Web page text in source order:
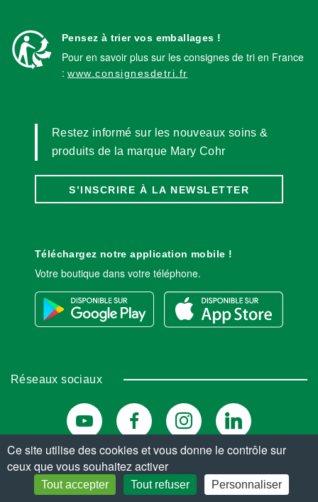
Pensez à trier vos emballages !
Pour en savoir plus sur les consignes de tri en France
: www.consignesdetri.fr
Restez informé sur les nouveaux soins &
produits de la marque Mary Cohr
S’INSCRIRE À LA NEWSLETTER
Téléchargez notre application mobile !
Votre boutique dans votre téléphone.
Réseaux sociaux
© Copyright 2026. Tous droits réservés.
Ce site utilise des cookies et vous donne le contrôle sur
ceux que vous souhaitez activer
Tout accepter Tout refuser Personnaliser